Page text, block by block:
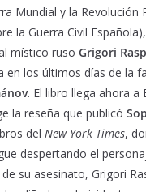
Mundial y la Revolución
la Guerra Civil
místico ruso Grigori
en los últimos días de la
. El libro llega ahora a
la reseña que publicó
del New York Times,
despertando el
su asesinato, Grigori